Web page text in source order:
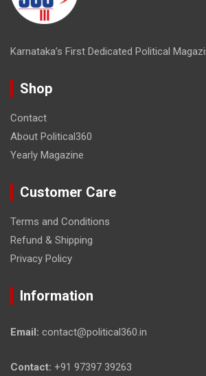
Karnataka’s First Dedicated Political
Shop
Contact
About Political360
Yearly Magazine
Customer Care
Terms and Conditions
Refund & Shipping
Privacy Policy
Information
Email: contact@political360.in
Contact: +91 97397 39263